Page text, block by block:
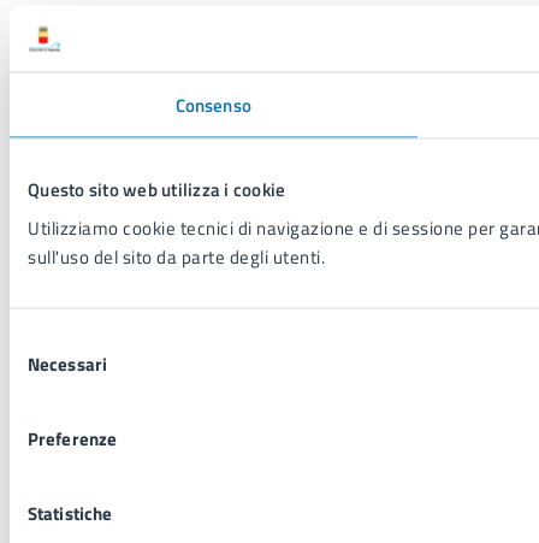
Consenso
Questo sito web utilizza i cookie
Utilizziamo cookie tecnici di navigazione e di sessione per
sull'uso del sito da parte degli utenti.
delNecessari
Preferenze
Statistiche